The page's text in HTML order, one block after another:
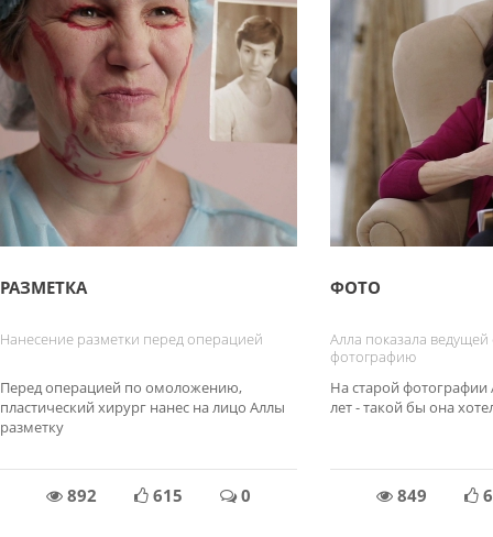
РАЗМЕТКА
Нанесение разметки перед операцией
Перед операцией по омоложению,
пластический хирург нанес на лицо Аллы
разметку
892 615 0
ФОТО
Алла показала ведущей
фотографию
На старой фотографии
лет - такой бы она
849